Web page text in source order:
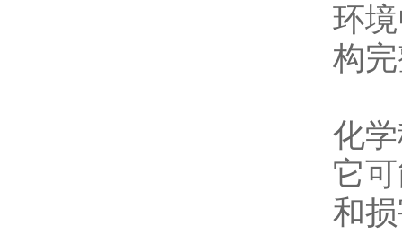
环
构
化
它
和